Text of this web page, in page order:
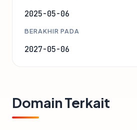
2025-05-06
BERAKHIR PADA
2027-05-06
Domain Terkait